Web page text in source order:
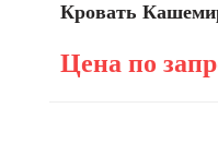
Кровать
Цена по